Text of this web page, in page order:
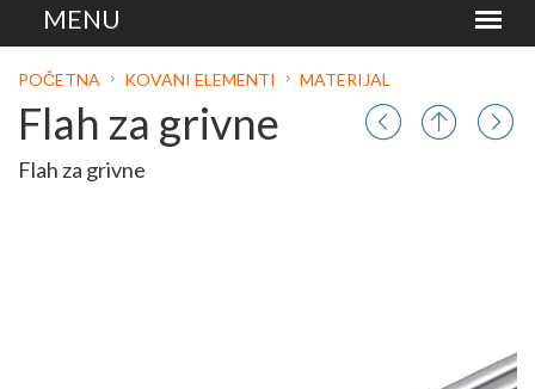
POČETNA KOVANI ELEMENTI MATERIJAL
Flah za grivne
Flah za grivne